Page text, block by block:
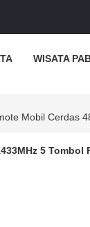
WISATA
Mobil Cerdas
5